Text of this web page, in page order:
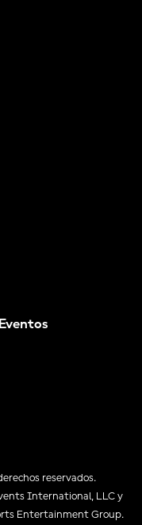
reservados.
International, LLC y
Entertainment Group.